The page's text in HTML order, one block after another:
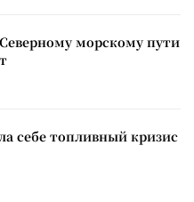
морскому пути
себе топливный кризис